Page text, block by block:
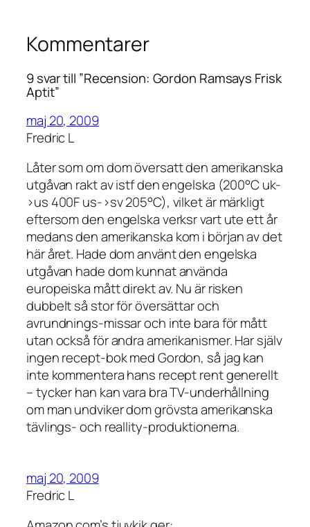
Kommentarer
9 svar till ”Recension: Gordon Ramsays Frisk
Aptit”
maj 20, 2009
Fredric L
Låter som om dom översatt den amerikanska
utgåvan rakt av istf den engelska (200°C uk-
>us 400F us->sv 205°C), vilket är märkligt
eftersom den engelska verksr vart ute ett år
medans den amerikanska kom i början av det
här året. Hade dom använt den engelska
utgåvan hade dom kunnat använda
europeiska mått direkt av. Nu är risken
dubbelt så stor för översättar och
avrundnings-missar och inte bara för mått
utan också för andra amerikanismer. Har själv
ingen recept-bok med Gordon, så jag kan
inte kommentera hans recept rent generellt
– tycker han kan vara bra TV-underhållning
om man undviker dom grövsta amerikanska
tävlings- och reallity-produktionerna.
maj 20, 2009
Fredric L